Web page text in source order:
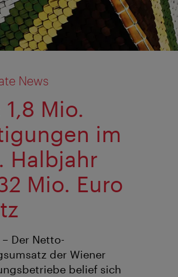
News
Mio.
im
Halbjahr
Mio. Euro
Der Netto-
der Wiener
belief sich